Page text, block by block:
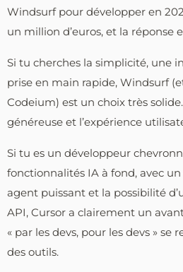
Windsurf pour développer en
un million d’euros, et la réponse
Si tu cherches la simplicité, une
prise en main rapide, Windsurf
Codeium) est un choix très
généreuse et l’expérience
Si tu es un développeur
fonctionnalités IA à fond, avec
agent puissant et la possibilité
API, Cursor a clairement un
« par les devs, pour les devs » se
des outils.